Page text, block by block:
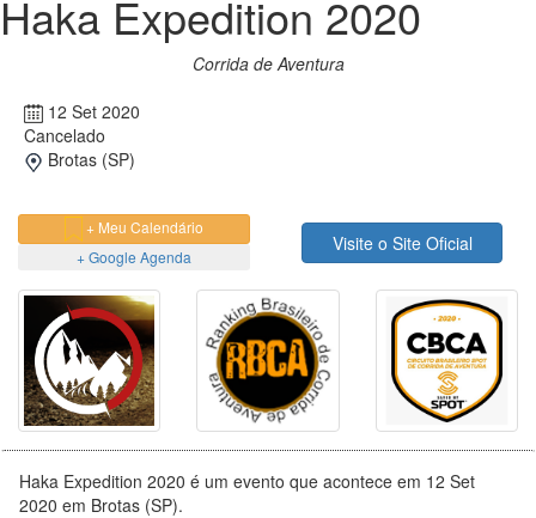
Haka Expedition 2020
Corrida de Aventura
12 Set 2020
Cancelado
Brotas (SP)
+ Meu Calendário
+ Google Agenda
Visite o Site Oficial
Haka Expedition 2020 é um evento que acontece em 12 Set
2020 em Brotas (SP).